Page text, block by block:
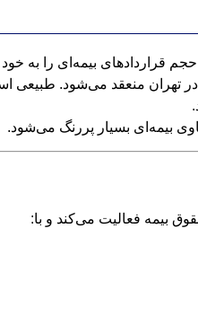
قراردادهای بیمه‌ای را به
تهران منعقد می‌شود. طبیعی
بیمه‌ای بسیار پررنگ می‌شود.
بیمه فعالیت می‌کند و با: